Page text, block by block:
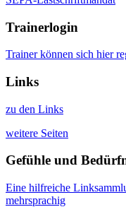
Trainerlogin
Trainer können sich hier
Links
zu den Links
weitere Seiten
Gefühle und
Eine hilfreiche
mehrsprachig